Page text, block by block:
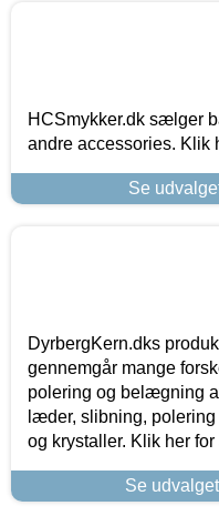
HCSmykker.dk sælger
andre accessories. Klik
Se
DyrbergKern.dks
gennemgår mange
polering og belægning
læder, slibning,
og krystaller. Klik her
Se